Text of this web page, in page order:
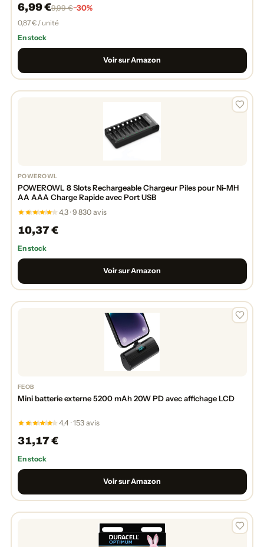
6,99 €9,99 €−30%
0,87 € / unité
En stock
Voir sur Amazon
POWEROWL
POWEROWL 8 Slots Rechargeable Chargeur Piles pour Ni-MH
AA AAA Charge Rapide avec Port USB
4,3 · 9 830 avis
10,37 €
En stock
Voir sur Amazon
FEOB
Mini batterie externe 5200 mAh 20W PD avec affichage LCD
4,4 · 153 avis
31,17 €
En stock
Voir sur Amazon